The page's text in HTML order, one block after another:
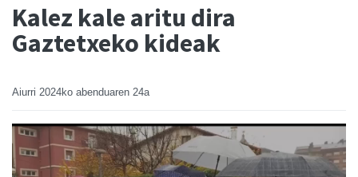
Kalez kale aritu dira
Gaztetxeko kideak
Aiurri 2024ko abenduaren 24a